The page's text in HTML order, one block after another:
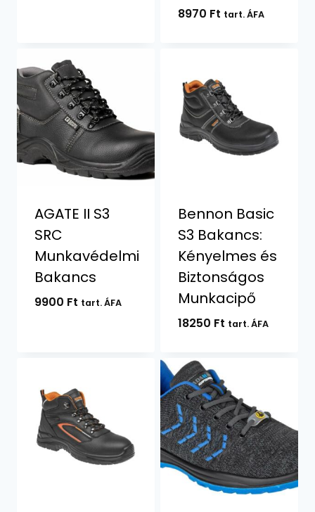
8970 Ft tart. ÁFA
AGATE II S3
SRC
Munkavédelmi
Bakancs
9900 Ft tart. ÁFA
Bennon Basic
S3 Bakancs:
Kényelmes és
Biztonságos
Munkacipő
18250 Ft tart. ÁFA